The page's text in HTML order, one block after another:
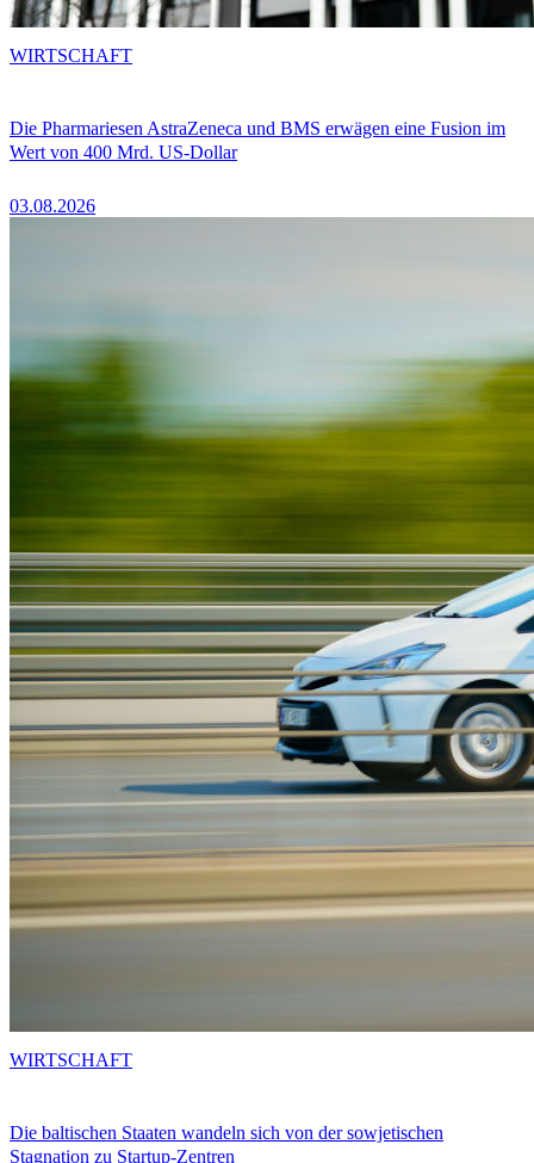
Die Pharmariesen AstraZeneca und BMS erwägen eine Fusion im
Wert von 400 Mrd. US-Dollar
03.08.2026
WIRTSCHAFT
Die baltischen Staaten wandeln sich von der sowjetischen
Stagnation zu Startup-Zentren
WIRTSCHAFT